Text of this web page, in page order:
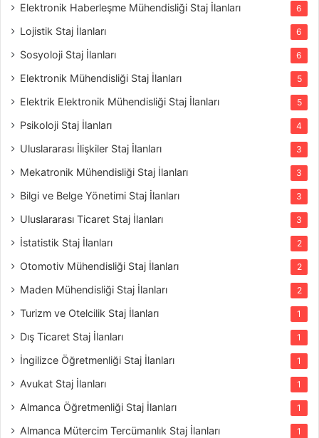
Elektronik Haberleşme Mühendisliği Staj İlanları 6
Lojistik Staj İlanları 6
Sosyoloji Staj İlanları 6
Elektronik Mühendisliği Staj İlanları 5
Elektrik Elektronik Mühendisliği Staj İlanları 5
Psikoloji Staj İlanları 4
Uluslararası İlişkiler Staj İlanları 3
Mekatronik Mühendisliği Staj İlanları 3
Bilgi ve Belge Yönetimi Staj İlanları 3
Uluslararası Ticaret Staj İlanları 3
İstatistik Staj İlanları 2
Otomotiv Mühendisliği Staj İlanları 2
Maden Mühendisliği Staj İlanları 2
Turizm ve Otelcilik Staj İlanları 1
Dış Ticaret Staj İlanları 1
İngilizce Öğretmenliği Staj İlanları 1
Avukat Staj İlanları 1
Almanca Öğretmenliği Staj İlanları 1
Almanca Mütercim Tercümanlık Staj İlanları 1